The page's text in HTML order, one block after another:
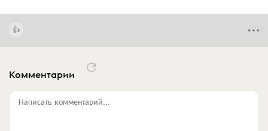
Комментарии
Написать комментарий...